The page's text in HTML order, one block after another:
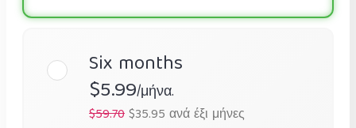
Six months
$5.99/μήνα.
$59.70$35.95 ανά έξι μήνες